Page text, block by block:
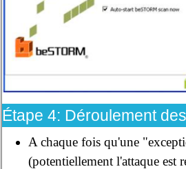
Étape 4: Déroulement
A chaque fois qu'une
(potentiellement l'attaque est